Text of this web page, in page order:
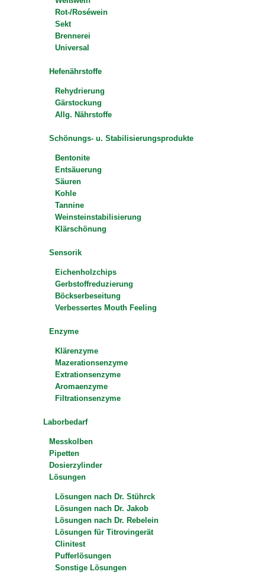
Rot-/Roséwein
Sekt
Brennerei
Universal
Hefenährstoffe
Rehydrierung
Gärstockung
Allg. Nährstoffe
Schönungs- u. Stabilisierungsprodukte
Bentonite
Entsäuerung
Säuren
Kohle
Tannine
Weinsteinstabilisierung
Klärschönung
Sensorik
Eichenholzchips
Gerbstoffreduzierung
Böckserbeseitung
Verbessertes Mouth Feeling
Enzyme
Klärenzyme
Mazerationsenzyme
Extrationsenzyme
Aromaenzyme
Filtrationsenzyme
Laborbedarf
Messkolben
Pipetten
Dosierzylinder
Lösungen
Lösungen nach Dr. Stührck
Lösungen nach Dr. Jakob
Lösungen nach Dr. Rebelein
Lösungen für Titrovingerät
Clinitest
Pufferlösungen
Sonstige Lösungen